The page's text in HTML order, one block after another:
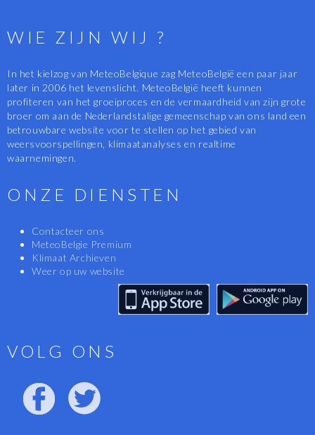
WIE ZIJN WIJ ?
In het kielzog van MeteoBelgique zag MeteoBelgië een paar jaar
later in 2006 het levenslicht. MeteoBelgië heeft kunnen
profiteren van het groeiproces en de vermaardheid van zijn grote
broer om aan de Nederlandstalige gemeenschap van ons land een
betrouwbare website voor te stellen op het gebied van
weersvoorspellingen, klimaatanalyses en realtime
waarnemingen.
ONZE DIENSTEN
Contacteer ons
MeteoBelgie Premium
Klimaat Archieven
Weer op uw website
VOLG ONS